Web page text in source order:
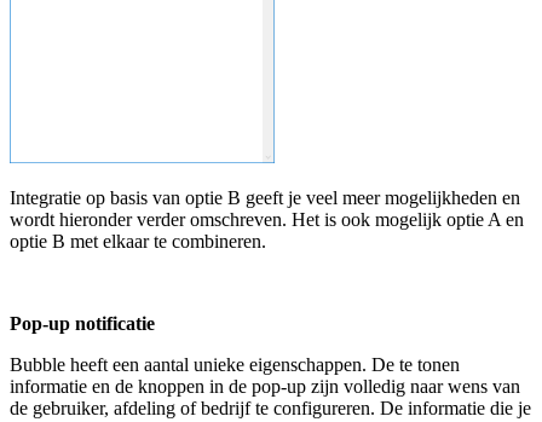
Integratie op basis van optie B geeft je veel meer mogelijkheden en
wordt hieronder verder omschreven. Het is ook mogelijk optie A en
optie B met elkaar te combineren.
Pop-up notificatie
Bubble heeft een aantal unieke eigenschappen. De te tonen
informatie en de knoppen in de pop-up zijn volledig naar wens van
de gebruiker, afdeling of bedrijf te configureren. De informatie die je